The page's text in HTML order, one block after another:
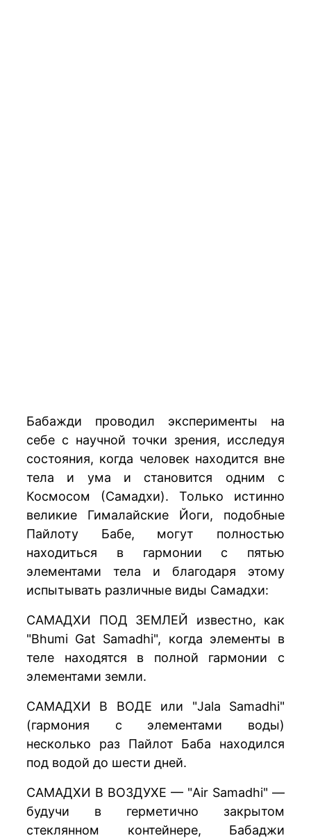
Бабажди проводил эксперименты на
себе с научной точки зрения, исследуя
состояния, когда человек находится вне
тела и ума и становится одним с
Космосом (Самадхи). Только истинно
великие Гималайские Йоги, подобные
Пайлоту Бабе, могут полностью
находиться в гармонии с пятью
элементами тела и благодаря этому
испытывать различные виды Самадхи:
САМАДХИ ПОД ЗЕМЛЕЙ известно, как
"Bhumi Gat Samadhi", когда элементы в
теле находятся в полной гармонии с
элементами земли.
САМАДХИ В ВОДЕ или "Jala Samadhi"
(гармония с элементами воды)
несколько раз Пайлот Баба находился
под водой до шести дней.
САМАДХИ В ВОЗДУХЕ — "Air Samadhi" —
будучи в герметично закрытом
стеклянном контейнере, Бабаджи